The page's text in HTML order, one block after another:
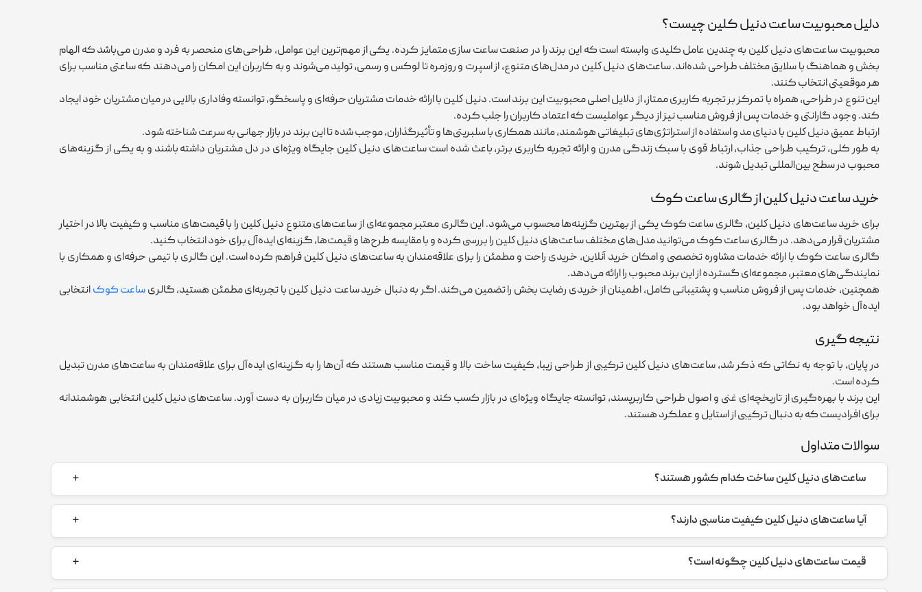
دلیل محبوبیت ساعت دنیل کلین چیست؟
محبوبیت ساعت‌های دنيل كلين به چندین عامل کلیدی وابسته است که این برند را در صنعت ساعت ‌سازی متمایز کرده. یکی از مهم‌ترین این عوامل، طراحی‌های منحصر به ‌فرد و مدرن می‌باشد که الهام
‌بخش و هماهنگ با سلایق مختلف طراحی شده‌اند. ساعت‌های دنيل كلين در مدل‌های متنوع، از اسپرت و روزمره تا لوکس و رسمی، تولید می‌شوند و به کاربران این امکان را می‌دهند که ساعتی مناسب برای
هر موقعیتی انتخاب کنند.
این تنوع در طراحی، همراه با تمرکز بر تجربه کاربری ممتاز، از دلایل اصلی محبوبیت این برند است. دنيل كلين با ارائه خدمات مشتریان حرفه‌ای و پاسخگو، توانسته وفاداری بالایی در میان مشتریان خود ایجاد
کند. وجود گارانتی و خدمات پس از فروش مناسب نیز از دیگر عواملیست که اعتماد کاربران را جلب کرده.
ارتباط عمیق دنيل كلين با دنیای مد و استفاده از استراتژی‌های تبلیغاتی هوشمند، مانند همکاری با سلبریتی‌ها و تأثیرگذاران، موجب شده تا این برند در بازار جهانی به ‌سرعت شناخته شود.
به‌ طور کلی، ترکیب طراحی جذاب، ارتباط قوی با سبک زندگی مدرن و ارائه تجربه کاربری برتر، باعث شده است ساعت‌های دنيل كلين جایگاه ویژه‌ای در دل مشتریان داشته باشند و به یکی از گزینه‌های
محبوب در سطح بین‌المللی تبدیل شوند.
خرید ساعت دنيل كلين از گالری ساعت کوک
برای خرید ساعت‌های دنيل كلين، گالری ساعت کوک یکی از بهترین گزینه‌ها محسوب می‌شود. این گالری معتبر مجموعه‌ای از ساعت‌های متنوع دنيل كلين را با قیمت‌های مناسب و کیفیت بالا در اختیار
مشتریان قرار می‌دهد. در گالری ساعت کوک می‌توانید مدل‌های مختلف ساعت‌های دنيل كلين را بررسی کرده و با مقایسه طرح‌ها و قیمت‌ها، گزینه‌ای ایده‌آل برای خود انتخاب کنید.
گالری ساعت کوک با ارائه خدمات مشاوره تخصصی و امکان خرید آنلاین، خریدی راحت و مطمئن را برای علاقه‌مندان به ساعت‌های دنيل كلين فراهم کرده است. این گالری با تیمی حرفه‌ای و همکاری با
نمایندگی‌های معتبر، مجموعه‌ای گسترده از این برند محبوب را ارائه می‌دهد.
همچنین، خدمات پس از فروش مناسب و پشتیبانی کامل، اطمینان از خریدی رضایت ‌بخش را تضمین می‌کند. اگر به دنبال خرید ساعت دنيل كلين با تجربه‌ای مطمئن هستید، گالریساعت کوکانتخابی
ایده‌آل خواهد بود.
نتیجه گیری
در پایان، با توجه به نکاتی که ذکر شد، ساعت‌های دنيل كلين ترکیبی از طراحی زیبا، کیفیت ساخت بالا و قیمت مناسب هستند که آن‌ها را به گزینه‌ای ایده‌آل برای علاقه‌مندان به ساعت‌های مدرن تبدیل
کرده است.
این برند با بهره‌گیری از تاریخچه‌ای غنی و اصول طراحی کاربرپسند، توانسته جایگاه ویژه‌ای در بازار کسب کند و محبوبیت زیادی در میان کاربران به دست آورد. ساعت‌های دنيل كلين انتخابی هوشمندانه
برای افرادیست که به دنبال ترکیبی از استایل و عملکرد هستند.
سوالات متداول
ساعت‌های دنيل كلين ساخت کدام کشور هستند؟
ساعت‌های دنيل كلين اصالتاً یک برند ترکیه‌ای هستند که در سال 1970 تأسیس شده است. با این حال، تولید این ساعت‌ها عمدتاً در کارخانه‌هایی در چین انجام می‌شود که از فناوری‌های پیشرفته و
استانداردهای بالا بهره می‌برند
آیا ساعت‌های دنيل كلين کیفیت مناسبی دارند؟
بله، ساعت‌های دنيل كلين به دلیل استفاده از مواد اولیه باکیفیت مانند استیل ضد زنگ، شیشه‌های مقاوم و موتورهای دقیق کوارتز، کیفیت ساخت بالایی دارند. این ویژگی‌ها به همراه طراحی‌های
متنوع، باعث شده‌اند این ساعت‌ها از محبوبیت بالایی برخوردار شوند.
قیمت ساعت‌های دنيل كلين چگونه است؟
ساعت‌های دنيل كلين به دلیل مدیریت بهینه هزینه‌های تولید، با قیمتی مناسب و رقابتی عرضه می‌شوند. این برند توانسته کیفیت بالا را با قیمتی اقتصادی ارائه دهد، که همین موضوع آن را برای طیف